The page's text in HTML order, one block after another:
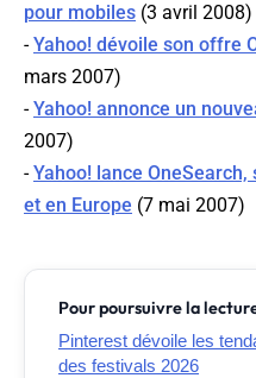
pour mobiles (3 avril 2008)
-Yahoo! dévoile son offre
mars 2007)
-Yahoo! annonce un
2007)
-Yahoo! lance
et en Europe (7 mai 2007)
Pour poursuivre la
Pinterest dévoile les
des festivals 2026